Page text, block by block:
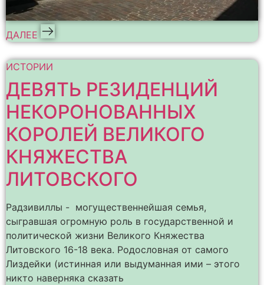
ДАЛЕЕ
ИСТОРИИ
ДЕВЯТЬ РЕЗИДЕНЦИЙ
НЕКОРОНОВАННЫХ
КОРОЛЕЙ ВЕЛИКОГО
КНЯЖЕСТВА
ЛИТОВСКОГО
Радзивиллы - могущественнейшая семья,
сыгравшая огромную роль в государственной и
политической жизни Великого Княжества
Литовского 16-18 века. Родословная от самого
Лиздейки (истинная или выдуманная ими – этого
никто наверняка сказать